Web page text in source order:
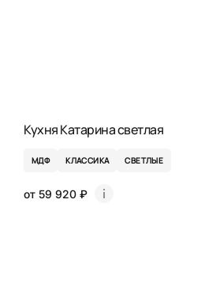
Кухня Катарина светлая
МДФ КЛАССИКА СВЕТЛЫЕ
от 59 920 ₽